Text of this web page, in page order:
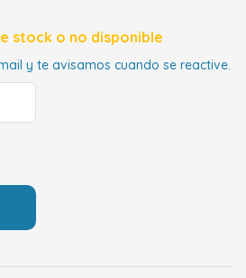
stock o no disponible
y te avisamos cuando se reactive.